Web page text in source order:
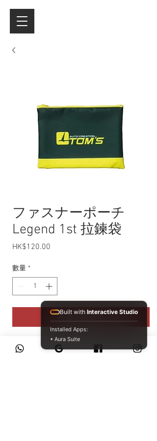
ファスナーポーチ
Legend 1st 拉鍊袋
HK$120.00
數量 *
新增至購物車
尺寸：約 12cm x 12cm
Built with Interactive Studio
Installed Apps:
• Aura Suite